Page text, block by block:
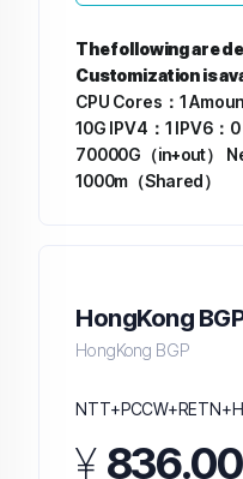
The following are
Customization is
CPU Cores：1
10G IPV4：1 IPV6：0
70000G（in+out）
1000m（Shared）
HongKong
HongKong BGP
¥ 836.00